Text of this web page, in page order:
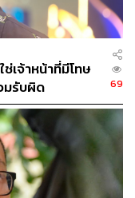
220
ม
กองข่าวต่างประเทศ
เจ้าหน้าที่มีโทษ
มรับผิด
69